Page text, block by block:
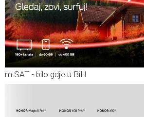
m:SAT - bilo gdje u BiH